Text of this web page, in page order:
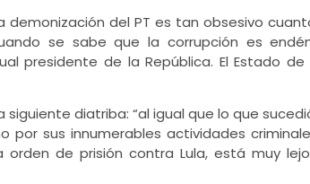
demonización del PT es tan obsesivo
se sabe que la corrupción es
presidente de la República. El Estado
siguiente diatriba: “al igual que lo que
por sus innumerables actividades
orden de prisión contra Lula, está muy